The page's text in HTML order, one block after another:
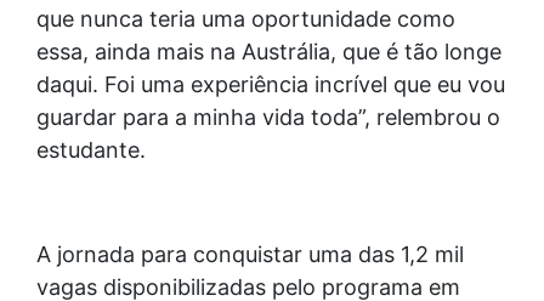
que nunca teria uma oportunidade como
essa, ainda mais na Austrália, que é tão longe
daqui. Foi uma experiência incrível que eu vou
guardar para a minha vida toda”, relembrou o
estudante.
A jornada para conquistar uma das 1,2 mil
vagas disponibilizadas pelo programa em